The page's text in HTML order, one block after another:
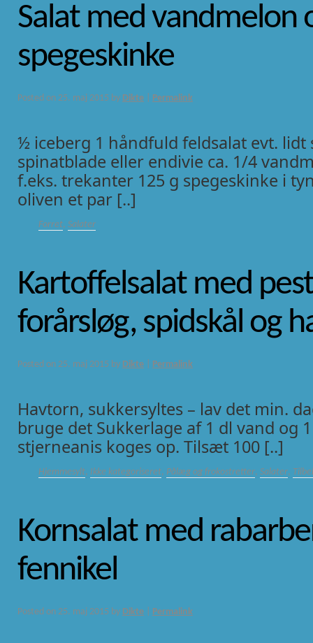
Salat med vandmelon
spegeskinke
Posted on 25. maj 2015 by Dikte Permalink
½ iceberg 1 håndfuld feldsalat evt. lidt
spinatblade eller endivie ca. 1/4
f.eks. trekanter 125 g spegeskinke i
oliven et par [..]
Forret, Salater
Kartoffelsalat med
forårsløg, spidskål og
Posted on 25. maj 2015 by Dikte Permalink
Havtorn, sukkersyltes – lav det min.
bruge det Sukkerlage af 1 dl vand og
stjerneanis koges op. Tilsæt 100 [..]
Hjemmesylt, Ikke kategoriseret, Pålæg og frokostretter, Salater,
Kornsalat med
fennikel
Posted on 25. maj 2015 by Dikte Permalink